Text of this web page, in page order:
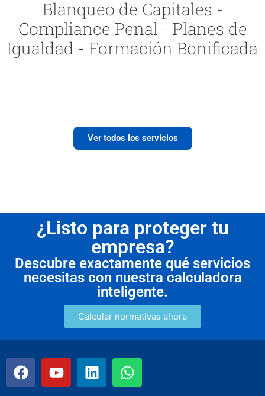
Blanqueo de Capitales -
Compliance Penal - Planes de
Igualdad - Formación Bonificada
Ver todos los servicios
¿Listo para proteger tu
empresa?
Descubre exactamente qué servicios
necesitas con nuestra calculadora
inteligente.
Calcular normativas ahora